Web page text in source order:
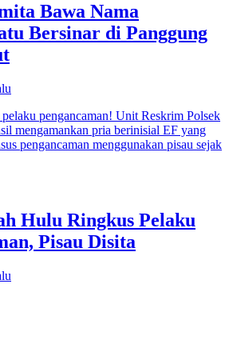
Bawa Nama
Bersinar di Panggung
Hulu Ringkus Pelaku
Pisau Disita